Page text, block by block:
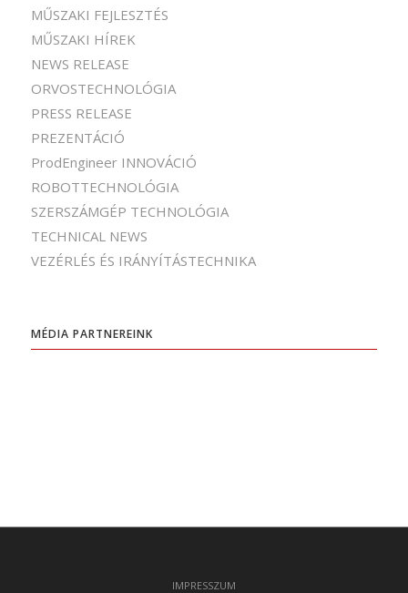
MŰSZAKI FEJLESZTÉS
MŰSZAKI HÍREK
NEWS RELEASE
ORVOSTECHNOLÓGIA
PRESS RELEASE
PREZENTÁCIÓ
ProdEngineer INNOVÁCIÓ
ROBOTTECHNOLÓGIA
SZERSZÁMGÉP TECHNOLÓGIA
TECHNICAL NEWS
VEZÉRLÉS ÉS IRÁNYÍTÁSTECHNIKA
MÉDIA PARTNEREINK
IMPRESSZUM